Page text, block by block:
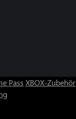
Pass XBOX-Zubehör